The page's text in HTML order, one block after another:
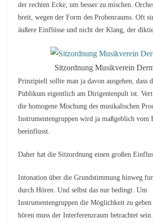
der rechten Ecke, um besser zu mischen.
breit, wegen der Form des Probenraums. Oft
äußere Einflüsse und nicht der Klang, der
Sitzordnung Musikverein
Prinzipiell sollte man ja davon ausgehen, dass
Publikum eigentlich am Dirigentenpult ist.
die homogene Mischung des musikalischen
Instrumentengruppen wird ja maßgeblich vom
beeinflusst.
Daher hat die Sitzordnung einen großen
Intonation über die Grundstimmung hinweg
durch Hören. Und selbst das nur bedingt. Um
Instrumentengruppen die Möglichkeit zu geben
hören muss der Interferenzraum betrachtet